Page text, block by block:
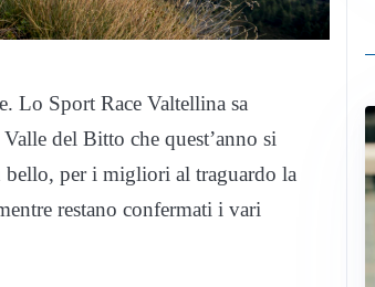
Lo Sport Race Valtellina sa
del Bitto che quest’anno si
bello, per i migliori al traguardo la
restano confermati i vari